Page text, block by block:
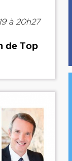
à 20h27
de Top